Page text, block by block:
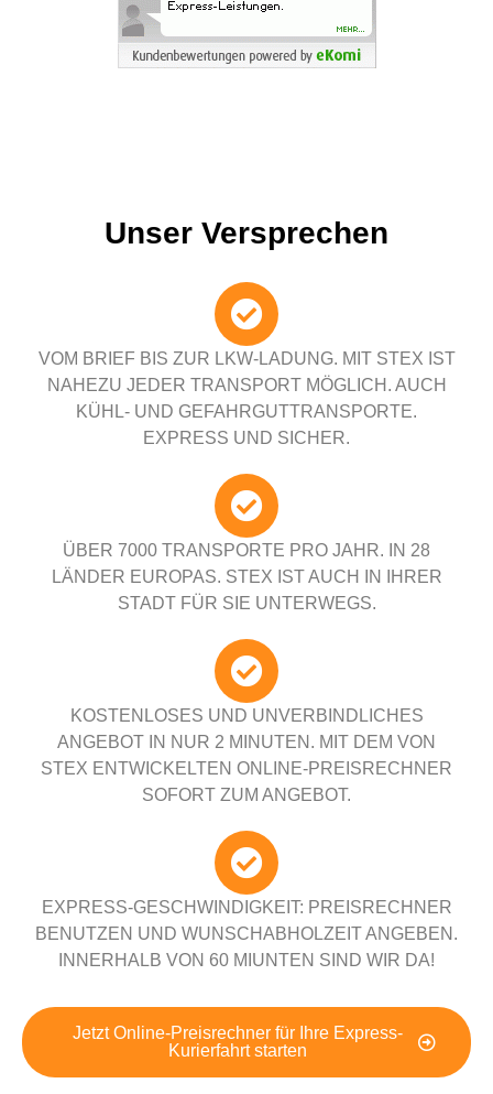
Unser Versprechen
VOM BRIEF BIS ZUR LKW-LADUNG. MIT STEX IST
NAHEZU JEDER TRANSPORT MÖGLICH. AUCH
KÜHL- UND GEFAHRGUTTRANSPORTE.
EXPRESS UND SICHER.
ÜBER 7000 TRANSPORTE PRO JAHR. IN 28
LÄNDER EUROPAS. STEX IST AUCH IN IHRER
STADT FÜR SIE UNTERWEGS.
KOSTENLOSES UND UNVERBINDLICHES
ANGEBOT IN NUR 2 MINUTEN. MIT DEM VON
STEX ENTWICKELTEN ONLINE-PREISRECHNER
SOFORT ZUM ANGEBOT.
EXPRESS-GESCHWINDIGKEIT: PREISRECHNER
BENUTZEN UND WUNSCHABHOLZEIT ANGEBEN.
INNERHALB VON 60 MIUNTEN SIND WIR DA!
Jetzt Online-Preisrechner für Ihre Express-
Kurierfahrt starten